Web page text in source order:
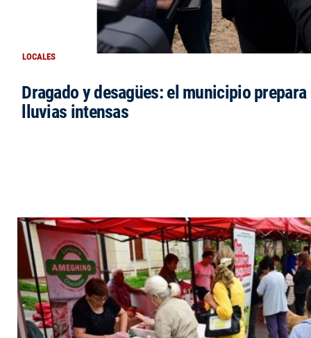
LOCALES
Dragado y desagües: el municipio
lluvias intensas